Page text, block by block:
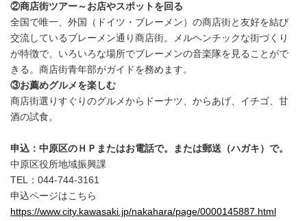
②商店街ツアー～お店やスポットを回る
全国で唯一、外国（ドイツ・ブレーメン）の商店街と友好を結び
交流しているブレーメン通り商店街。メルヘンチックな街づくり
が特徴で、いろいろな場所でブレーメンの音楽隊を見ることがで
きる。商店街青年部がガイドを務めます。
③お薦めグルメを楽しむ
商店街選りすぐりのグルメからドーナツ、からあげ、イチゴ、甘
酒の試食。
申込：中原区のＨＰまたはお電話で。または郵送（ハガキ）で。
中原区役所地域振興課
TEL：044-744-3161
申込ページはこちら
https://www.city.kawasaki.jp/nakahara/page/0000145887.html